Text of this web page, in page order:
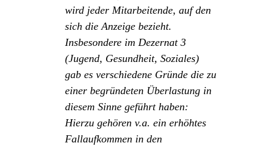
wird jeder Mitarbeitende, auf den
sich die Anzeige bezieht.
Insbesondere im Dezernat 3
(Jugend, Gesundheit, Soziales)
gab es verschiedene Gründe die zu
einer begründeten Überlastung in
diesem Sinne geführt haben:
Hierzu gehören v.a. ein erhöhtes
Fallaufkommen in den